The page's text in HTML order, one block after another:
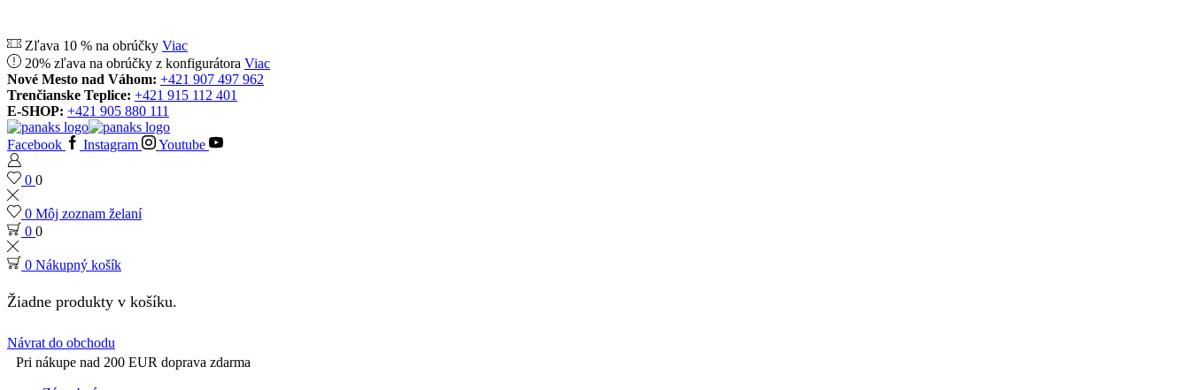
Zľava 10 % na obrúčky Viac
20% zľava na obrúčky z konfigurátora Viac
Nové Mesto nad Váhom: +421 907 497 962
Trenčianske Teplice: +421 915 112 401
E-SHOP: +421 905 880 111
Facebook Instagram Youtube
0 0
0 Môj zoznam želaní
0 0
0 Nákupný košík
Žiadne produkty v košíku.
Návrat do obchodu
Pri nákupe nad 200 EUR doprava zdarma